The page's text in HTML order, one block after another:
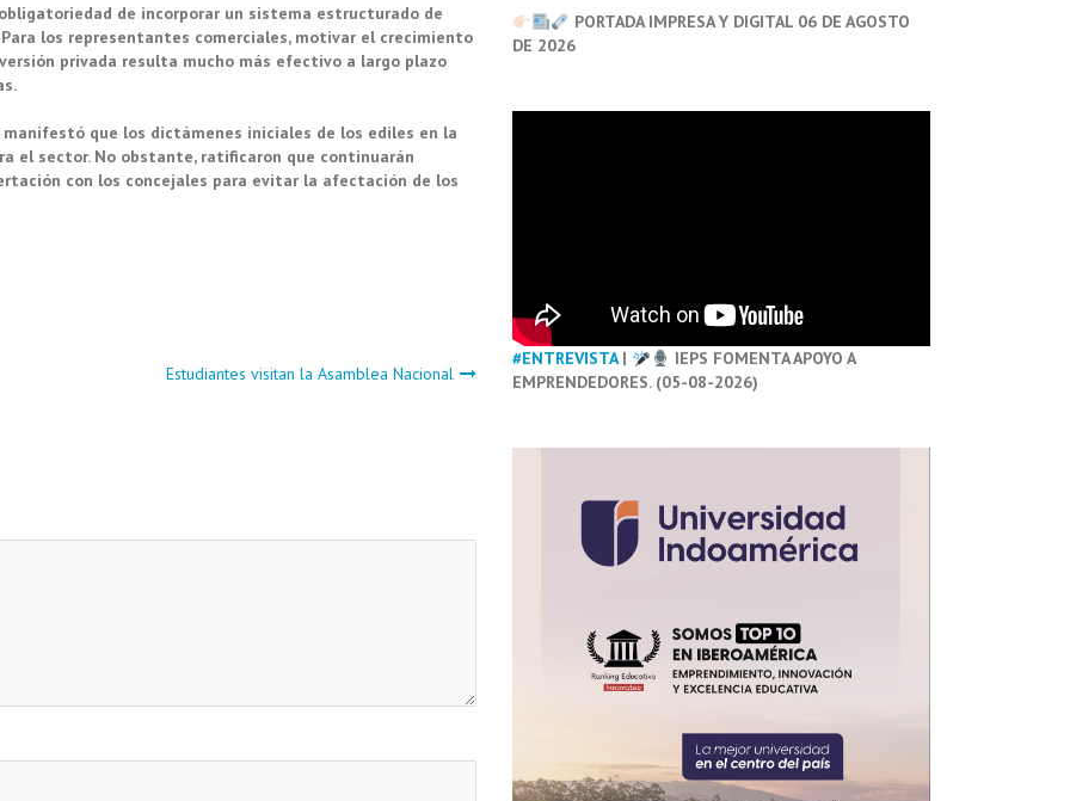
de incorporar un sistema estructurado de
los representantes comerciales, motivar el crecimiento
privada resulta mucho más efectivo a largo plazo
que los dictámenes iniciales de los ediles en la
el sector. No obstante, ratificaron que continuarán
con los concejales para evitar la afectación de los
Estudiantes visitan la Asamblea Nacional
PORTADA IMPRESA Y DIGITAL 06 DE AGOSTO
DE 2026
#ENTREVISTA|
IEPS FOMENTA APOYO A
EMPRENDEDORES. (05-08-2026)